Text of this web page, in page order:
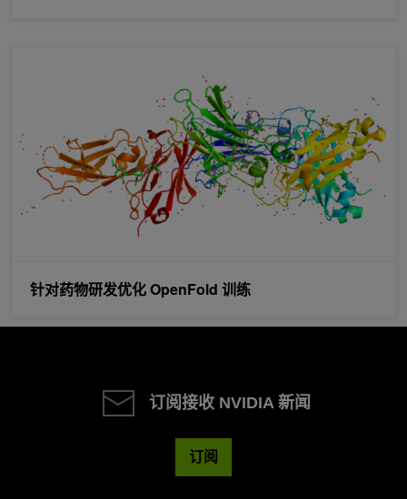
针对药物研发优化 OpenFold 训练
订阅接收 NVIDIA 新闻
订阅